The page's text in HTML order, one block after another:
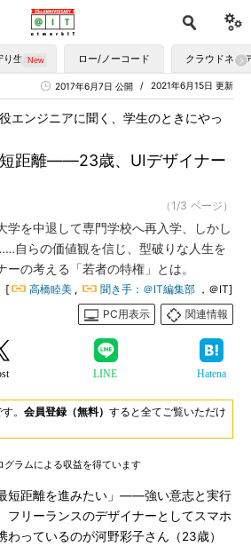
り生かす ロー/ノーコード クラウドネイ
2021年6月15日 更新
2017年6月7日 公開
距離――23歳、UIデザイナー
エンジニアに聞く、学生のときにやっ
（1/3 ページ）
学を中退して専門学校へ再入学、しかし
自らの価値観を信じ、型破りな人生を
の考える「若者の特権」とは。
[ 高橋睦美 , 聞き手：＠IT編集部 ，＠IT]
PC用表示
関連情報
LINE Hatena
。 会員登録（無料） すると全てご覧いただけ
ラムによる収益を得ています
短距離を進みたい」――強い意志と実行
フリーランスのデザイナーとしてスマホ
わっているのが河野彩子さん（23歳）